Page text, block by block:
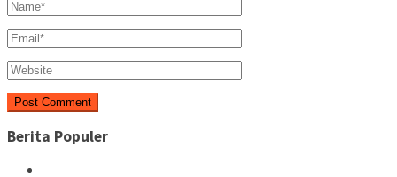
Berita Populer